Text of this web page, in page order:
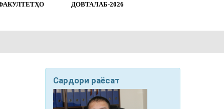
ДОВТАЛАБ-2026
Сардори раёсат